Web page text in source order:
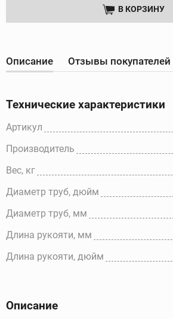
В КОРЗИНУ
Описание Отзывы покупателей
Технические характеристики
Артикул
Производитель
Вес, кг
Диаметр труб, дюйм
Диаметр труб, мм
Длина рукояти, мм
Длина рукояти, дюйм
Описание